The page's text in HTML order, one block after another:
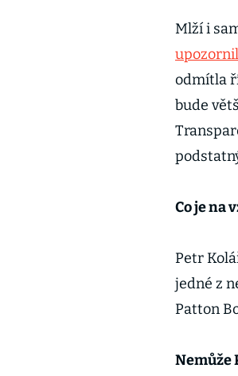
Mlží i
upozornil
odmítla
bude
Co je na
Petr
jedné z
Patton
Nemůže